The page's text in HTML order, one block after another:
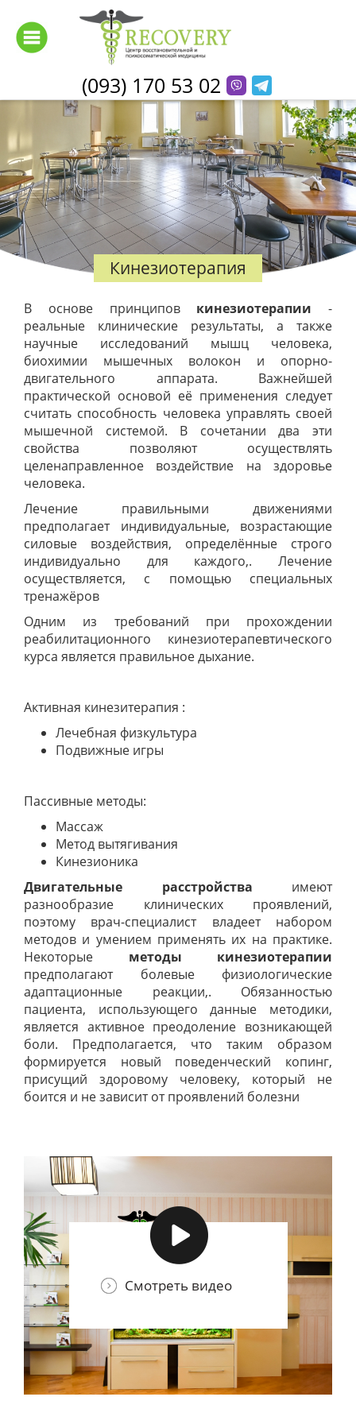
основному
(093) 170 53 02
Кинезиотерапия
В основе принципов кинезиотерапии -
реальные клинические результаты, а также
научные исследований мышц человека,
биохимии мышечных волокон и опорно-
двигательного аппарата. Важнейшей
практической основой её применения следует
считать способность человека управлять своей
мышечной системой. В сочетании два эти
свойства позволяют осуществлять
целенаправленное воздействие на здоровье
человека.
Лечение правильными движениями
предполагает индивидуальные, возрастающие
силовые воздействия, определённые строго
индивидуально для каждого,. Лечение
осуществляется, с помощью специальных
тренажёров
Одним из требований при прохождении
реабилитационного кинезиотерапевтического
курса является правильное дыхание.
Активная кинезитерапия :
Лечебная физкультура
Подвижные игры
Пассивные методы:
Массаж
Метод вытягивания
Кинезионика
Двигательные расстройства имеют
разнообразие клинических проявлений,
поэтому врач-специалист владеет набором
методов и умением применять их на практике.
Некоторые методы кинезиотерапии
предполагают болевые физиологические
адаптационные реакции,. Обязанностью
пациента, использующего данные методики,
является активное преодоление возникающей
боли. Предполагается, что таким образом
формируется новый поведенческий копинг,
присущий здоровому человеку, который не
боится и не зависит от проявлений болезни